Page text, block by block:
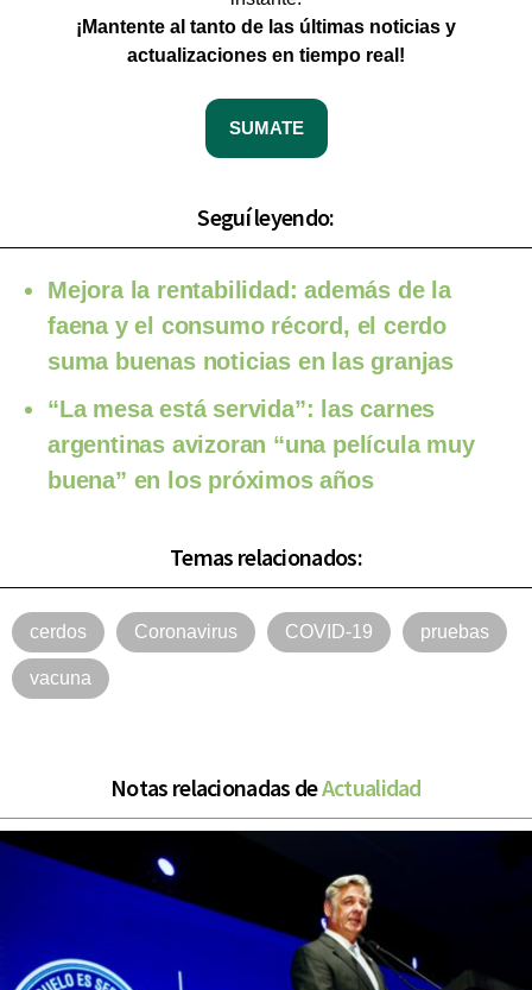
¡Mantente al tanto de las últimas noticias y
actualizaciones en tiempo real!
SUMATE
Seguí leyendo:
Mejora la rentabilidad: además de la
faena y el consumo récord, el cerdo
suma buenas noticias en las granjas
“La mesa está servida”: las carnes
argentinas avizoran “una película muy
buena” en los próximos años
Temas relacionados:
cerdos Coronavirus COVID-19 pruebas
vacuna
Notas relacionadas deActualidad